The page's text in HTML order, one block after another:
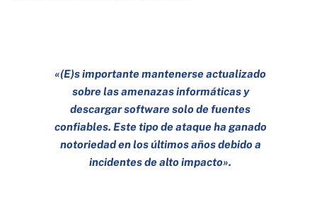
«(E)s importante mantenerse actualizado
sobre las amenazas informáticas y
descargar software solo de fuentes
confiables. Este tipo de ataque ha ganado
notoriedad en los últimos años debido a
incidentes de alto impacto».